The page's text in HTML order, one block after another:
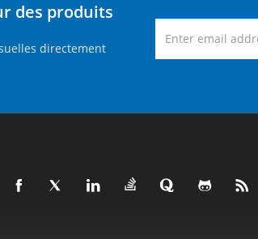
des produits
directement